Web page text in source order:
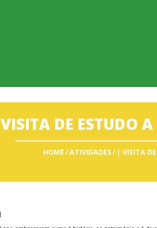
DE ESTUDO
HOME ATIVIDADES | VISITA